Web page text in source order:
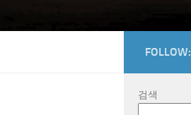
FOLLOW:
검색